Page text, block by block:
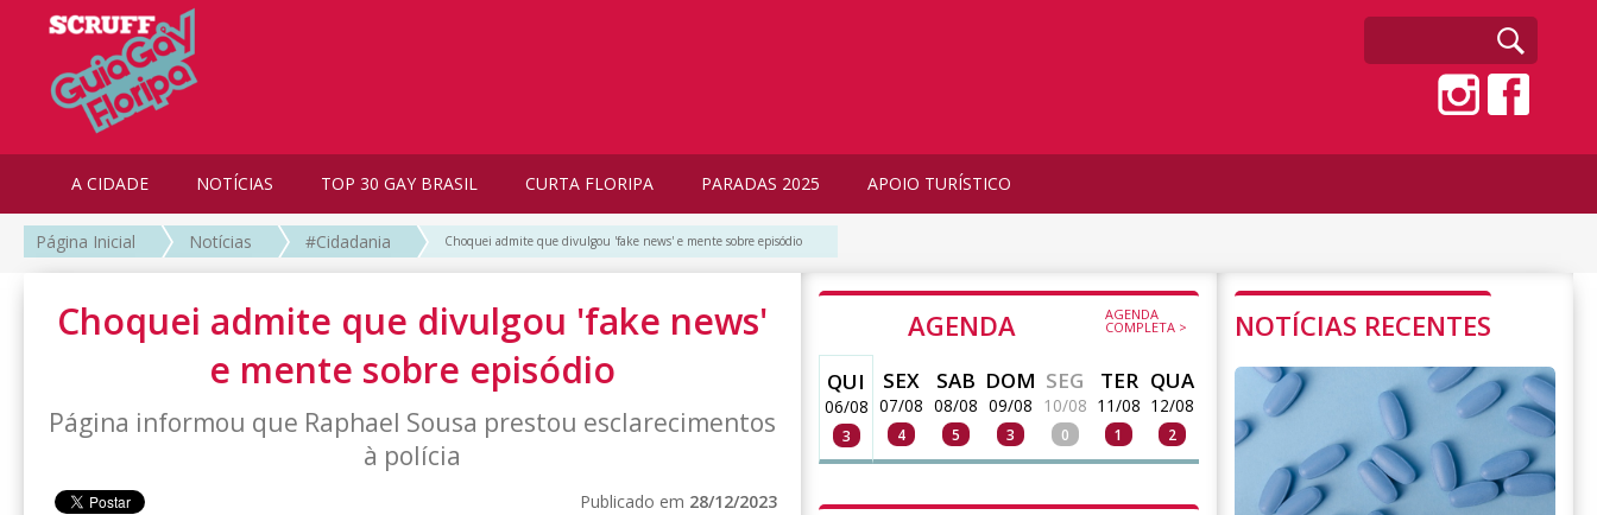
A CIDADE NOTÍCIAS TOP 30 GAY BRASIL CURTA FLORIPA PARADAS 2025 APOIO TURÍSTICO
Página Inicial Notícias #Cidadania Choquei admite que divulgou 'fake news' e mente sobre episódio
Choquei admite que divulgou 'fake news'
e mente sobre episódio
Página informou que Raphael Sousa prestou esclarecimentos
à polícia
Publicado em 28/12/2023
AGENDA AGENDA
COMPLETA >
QUI
06/08
3
SEX
07/08
4
SAB
08/08
5
DOM
09/08
3
SEG
10/08
0
TER
11/08
1
QUA
12/08
2
NOTÍCIAS RECENTES